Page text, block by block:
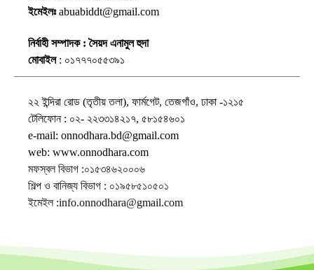
ইমেইলঃabuabiddt@gmail.com
নির্বাহী সম্পাদক : সৈয়দ এনামুল হুদা
মোবাইল: ০১৭৭৭০৫৫৩৯১
২২ ইন্দিরা রোড (তৃতীয় তলা), ফার্মগেট, তেজগাঁও, ঢাকা -১২১৫
টেলিফোন : ০২- ২২৩৩১৪২১৭, ৫৮১৫৪৬০১
e-mail: onnodhara.bd@gmail.com
web: www.onnodhara.com
মফস্বল বিভাগ :০১৫৩৪৬২০০০৬
শিল্প ও বানিজ্য বিভাগ : ০১৯৫৮৫১০৫০১
ইমেইল :info.onnodhara@gmail.com